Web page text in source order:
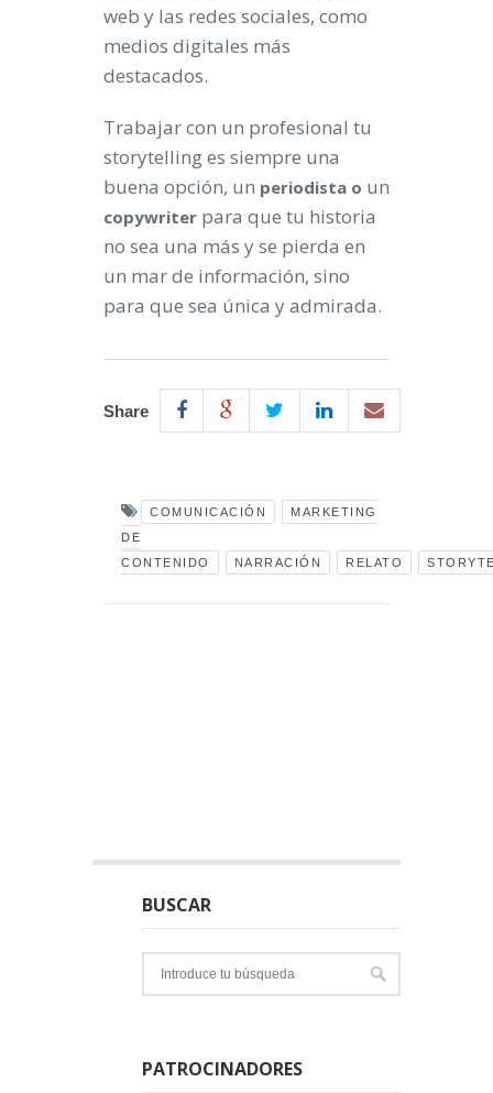
web y las redes sociales, como
medios digitales más
destacados.
Trabajar con un profesional tu
storytelling es siempre una
buena opción, un periodista o un
copywriter para que tu historia
no sea una más y se pierda en
un mar de información, sino
para que sea única y admirada.
Share
COMUNICACIÓN
MARKETING
DE
CONTENIDO
NARRACIÓN RELATO
BUSCAR
PATROCINADORES